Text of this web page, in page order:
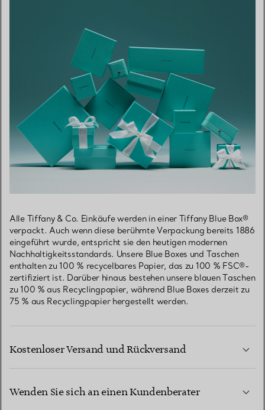
Alle Tiffany & Co. Einkäufe werden in einer Tiffany Blue Box®
verpackt. Auch wenn diese berühmte Verpackung bereits 1886
eingeführt wurde, entspricht sie den heutigen modernen
Nachhaltigkeitsstandards. Unsere Blue Boxes und Taschen
enthalten zu 100 % recycelbares Papier, das zu 100 % FSC®-
zertifiziert ist. Darüber hinaus bestehen unsere blauen Taschen
zu 100 % aus Recyclingpapier, während Blue Boxes derzeit zu
75 % aus Recyclingpapier hergestellt werden.
Kostenloser Versand und Rückversand
Wenden Sie sich an einen Kundenberater